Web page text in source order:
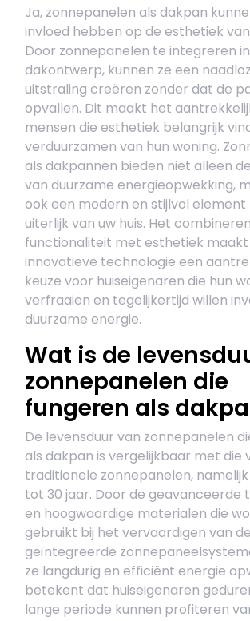
Ja, zonnepanelen als dakpan
invloed hebben op de esthetiek van
Door zonnepanelen te integreren
dakontwerp, kunnen ze een
uitstraling creëren zonder dat de
opvallen. Dit maakt het
mensen die esthetiek belangrijk
verduurzamen van hun woning.
als dakpannen bieden niet alleen
van duurzame energieopwekking,
ook een modern en stijlvol
uiterlijk van uw huis. Het
functionaliteit met esthetiek maakt
innovatieve technologie een
keuze voor huiseigenaren die hun
verfraaien en tegelijkertijd willen
duurzame energie.
Wat is de
zonnepanelen die
fungeren als
De levensduur van zonnepanelen
als dakpan is vergelijkbaar met die
traditionele zonnepanelen,
tot 30 jaar. Door de geavanceerde
en hoogwaardige materialen die
gebruikt bij het vervaardigen van
geïntegreerde
ze langdurig en efficiënt energie
betekent dat huiseigenaren
lange periode kunnen profiteren